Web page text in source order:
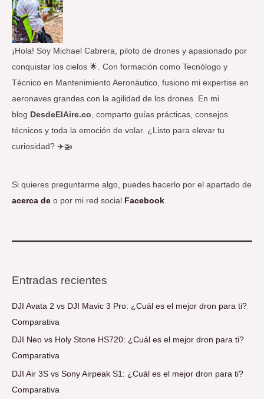
o
r
:
¡Hola! Soy Michael Cabrera, piloto de drones y apasionado por
conquistar los cielos 🌟. Con formación como Tecnólogo y
Técnico en Mantenimiento Aeronáutico, fusiono mi expertise en
aeronaves grandes con la agilidad de los drones. En mi
blog DesdeElAire.co, comparto guías prácticas, consejos
técnicos y toda la emoción de volar. ¿Listo para elevar tu
curiosidad? ✈️🚁
Si quieres preguntarme algo, puedes hacerlo por el apartado de
acerca de o por mi red social Facebook.
Entradas recientes
DJI Avata 2 vs DJI Mavic 3 Pro: ¿Cuál es el mejor dron para ti?
Comparativa
DJI Neo vs Holy Stone HS720: ¿Cuál es el mejor dron para ti?
Comparativa
DJI Air 3S vs Sony Airpeak S1: ¿Cuál es el mejor dron para ti?
Comparativa